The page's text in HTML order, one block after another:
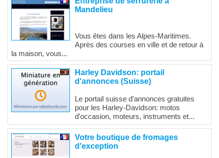
Mandelieu
Vous êtes dans les Alpes-Maritimes.
Après des courses en ville et de retour à
la maison, vous...
Harley Davidson: portail
d'annonces (Suisse)
Le portail suisse d'annonces gratuites
pour les Harley-Davidson: motos
d'occasion, moteurs, instruments et...
Votre boutique de fromages
d'exception